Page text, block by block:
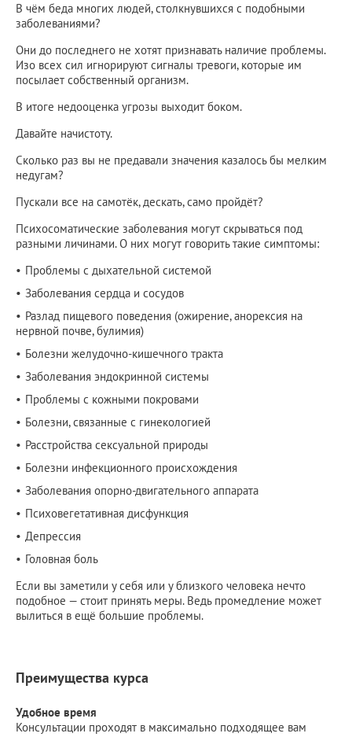
В чём беда многих людей, столкнувшихся с подобными
заболеваниями?
Они до последнего не хотят признавать наличие проблемы.
Изо всех сил игнорируют сигналы тревоги, которые им
посылает собственный организм.
В итоге недооценка угрозы выходит боком.
Давайте начистоту.
Сколько раз вы не предавали значения казалось бы мелким
недугам?
Пускали все на самотёк, дескать, само пройдёт?
Психосоматические заболевания могут скрываться под
разными личинами. О них могут говорить такие симптомы:
Проблемы с дыхательной системой
Заболевания сердца и сосудов
Разлад пищевого поведения (ожирение, анорексия на
нервной почве, булимия)
Болезни желудочно-кишечного тракта
Заболевания эндокринной системы
Проблемы с кожными покровами
Болезни, связанные с гинекологией
Расстройства сексуальной природы
Болезни инфекционного происхождения
Заболевания опорно-двигательного аппарата
Психовегетативная дисфункция
Депрессия
Головная боль
Если вы заметили у себя или у близкого человека нечто
подобное — стоит принять меры. Ведь промедление может
вылиться в ещё большие проблемы.
Преимущества курса
Удобное время
Консультации проходят в максимально подходящее вам